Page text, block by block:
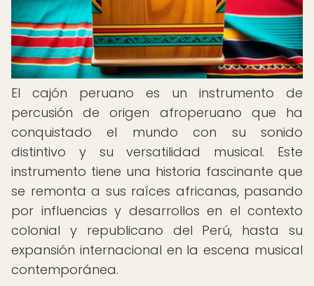
El cajón peruano es un instrumento de
percusión de origen afroperuano que ha
conquistado el mundo con su sonido
distintivo y su versatilidad musical. Este
instrumento tiene una historia fascinante que
se remonta a sus raíces africanas, pasando
por influencias y desarrollos en el contexto
colonial y republicano del Perú, hasta su
expansión internacional en la escena musical
contemporánea.